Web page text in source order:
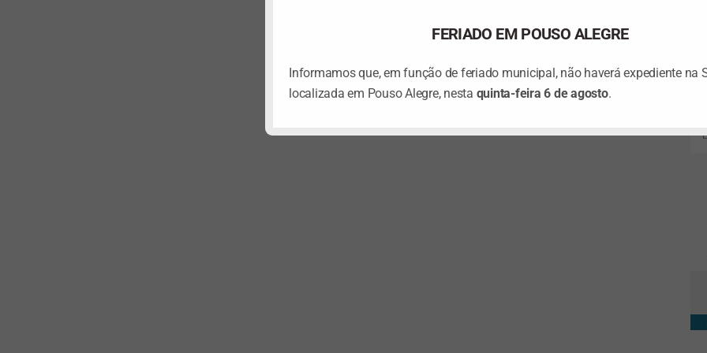
FERIADO EM POUSO ALEGRE
Informamos que, em função de feriado municipal, não haverá expediente na
localizada em Pouso Alegre, nesta quinta-feira 6 de agosto.